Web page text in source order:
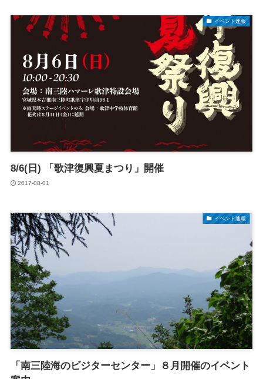
イベント速報
8/6(日) 「歌津復興夏まつり」開催
2017-08-01
イベント速報
「南三陸海のビジターセンター」８月開催のイベント